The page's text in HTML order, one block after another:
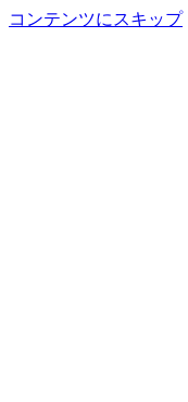
コンテンツにスキップ